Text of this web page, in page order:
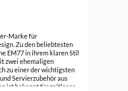
Marke für
Zu den beliebtesten
EM77 in ihrem klaren Stil
zwei ehemaligen
zu einer der wichtigsten
Servierzubehör aus
ist bekannt für zeitloses,